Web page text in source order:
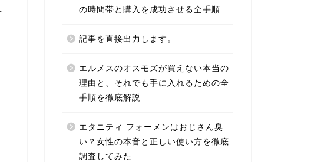
の時間帯と購入を成功させる全手順
記事を直接出力します。
エルメスのオスモズが買えない本当の
理由と、それでも手に入れるための全
手順を徹底解説
エタニティ フォーメンはおじさん臭
い？女性の本音と正しい使い方を徹底
調査してみた